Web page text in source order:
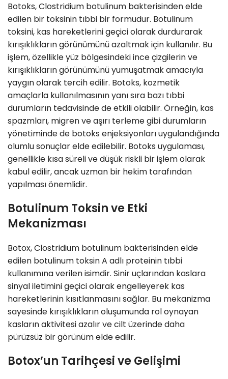
Botoks, Clostridium botulinum bakterisinden elde
edilen bir toksinin tıbbi bir formudur. Botulinum
toksini, kas hareketlerini geçici olarak durdurarak
kırışıklıkların görünümünü azaltmak için kullanılır. Bu
işlem, özellikle yüz bölgesindeki ince çizgilerin ve
kırışıklıkların görünümünü yumuşatmak amacıyla
yaygın olarak tercih edilir. Botoks, kozmetik
amaçlarla kullanılmasının yanı sıra bazı tıbbi
durumların tedavisinde de etkili olabilir. Örneğin, kas
spazmları, migren ve aşırı terleme gibi durumların
yönetiminde de botoks enjeksiyonları uygulandığında
olumlu sonuçlar elde edilebilir. Botoks uygulaması,
genellikle kısa süreli ve düşük riskli bir işlem olarak
kabul edilir, ancak uzman bir hekim tarafından
yapılması önemlidir.
Botulinum Toksin ve Etki
Mekanizması
Botox, Clostridium botulinum bakterisinden elde
edilen botulinum toksin A adlı proteinin tıbbi
kullanımına verilen isimdir. Sinir uçlarından kaslara
sinyal iletimini geçici olarak engelleyerek kas
hareketlerinin kısıtlanmasını sağlar. Bu mekanizma
sayesinde kırışıklıkların oluşumunda rol oynayan
kasların aktivitesi azalır ve cilt üzerinde daha
pürüzsüz bir görünüm elde edilir.
Botox’un Tarihçesi ve Gelişimi